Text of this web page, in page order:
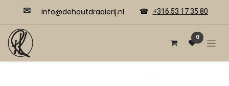
✉ ​​info@dehoutdraaierij.nl ☎ +316 53 17 35 80
0